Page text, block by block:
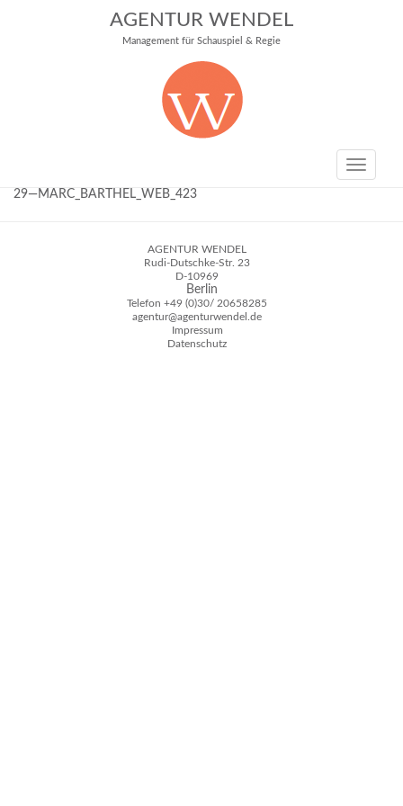
AGENTUR WENDEL
Management für Schauspiel & Regie
Toggle
29—MARC_BARTHEL_WEB_423
AGENTUR WENDEL
Rudi-Dutschke-Str. 23
D-10969
Berlin
Telefon +49 (0)30/ 20658285
agentur@agenturwendel.de
Impressum
Datenschutz